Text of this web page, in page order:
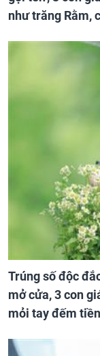
như trăng Rằm,
Trúng số độc
mở cửa, 3 con
mỏi tay đếm